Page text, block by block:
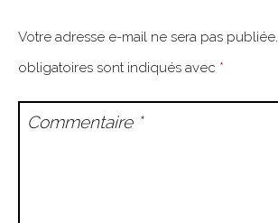
Votre adresse e-mail ne sera pas publiée.
obligatoires sont indiqués avec *
Commentaire *